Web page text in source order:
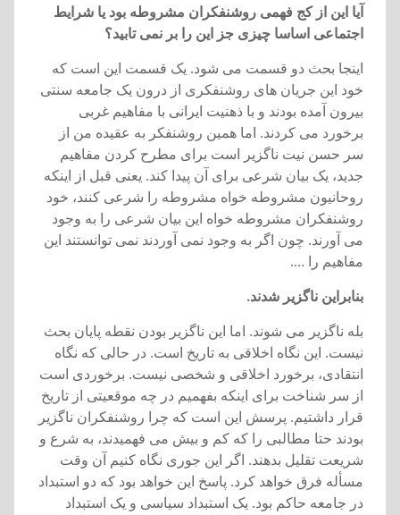
آيا اين از کج فهمی روشنفکران مشروطه بود يا شرايط
اجتماعی اساسا چيزی جز اين را بر نمی تابيد؟
اينجا بحث دو قسمت می شود. يک قسمت اين است که
خود اين جريان های روشنفکری از درون يک جامعه سنتی
بيرون آمده بودند و با ذهنيت ايرانی با مفاهيم غربی
برخورد می کردند. اما همين روشنفکر به عقيده من از
سر حسن نيت ناگزير است برای مطرح کردن مفاهيم
جديد، يک بيان شرعی برای آن پيدا کند. يعنی قبل از اينکه
روحانيون مشروطه خواه مشروطه را شرعی کنند، خود
روشنفکران مشروطه خواه اين بيان شرعی را به وجود
می آورند. چون اگر به وجود نمی آوردند نمی توانستند اين
مفاهيم را ….
بنابراين ناگزير شدند.
بله ناگزير می شوند. اما اين ناگزير بودن نقطه پايان بحث
نيست. اين نگاه اخلاقی به تاريخ است. در حالی که نگاه
انتقادی، برخورد اخلاقی و شخصی نيست. برخوردی است
از سر شناخت برای اينکه بفهميم در چه موقعيتی از تاريخ
قرار داشتيم. پرسش اين است که چرا روشنفکران ناگزير
بودند حتا مطالبی را که کم و بيش می فهميدند، به شرع و
شريعت تقليل بدهند. اگر اين جوری نگاه کنيم آن وقت
مسأله فرق خواهد کرد. پاسخ اين خواهد بود که دو استبداد
در جامعه حاکم بود. يک استبداد سياسی و يک استبداد